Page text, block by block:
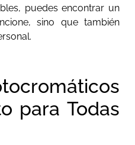
puedes encontrar un
sino que también
para Todas